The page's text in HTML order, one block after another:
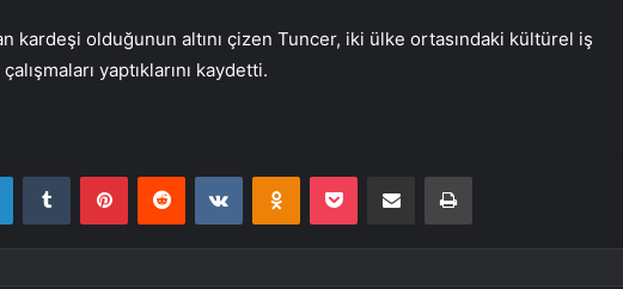
kardeşi olduğunun altını çizen Tuncer, iki ülke ortasındaki kültürel iş
yaptıklarını kaydetti.
LinkedInTumblr PinterestReddit VKontakteOdnoklassniki
Pocket E-Posta ile paylaş Yazdır